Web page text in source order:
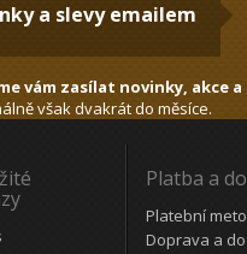
a slevy emailem
vám zasílat novinky, akce a
však dvakrát do měsíce.
Platba a
Platební
Doprava a